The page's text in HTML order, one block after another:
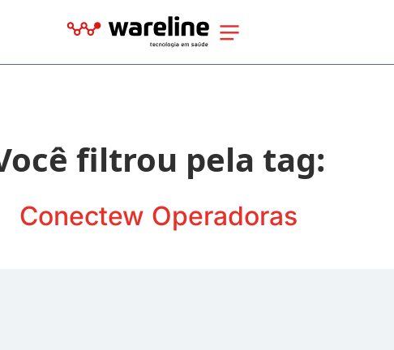
filtrou pela tag:
Conectew Operadoras